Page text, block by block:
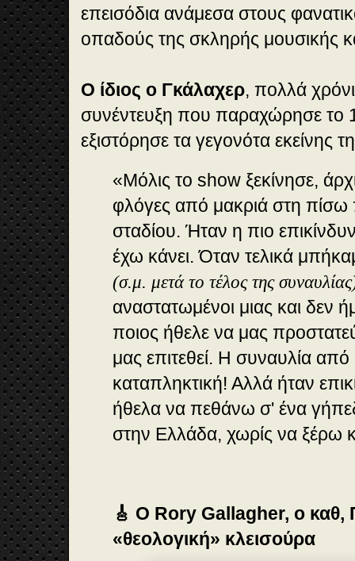
επεισόδια ανάμεσα στους
οπαδούς της σκληρής μουσικής
O ίδιος ο Γκάλαχερ, πολλά
συνέντευξη που παραχώρησε το
εξιστόρησε τα γεγονότα εκείνης
«Μόλις το show ξεκίνησε,
φλόγες από μακριά στη πίσω
σταδίου. Ήταν η πιο
έχω κάνει. Όταν τελικά
(σ.μ. μετά το τέλος της
αναστατωμένοι μιας και δεν
ποιος ήθελε να μας
μας επιτεθεί. Η συναυλία
καταπληκτική! Αλλά ήταν
ήθελα να πεθάνω σ' ένα
στην Ελλάδα, χωρίς να ξέρω
🎸 Ο Rory Gallagher, ο καθ,
«θεολογική» κλεισούρα